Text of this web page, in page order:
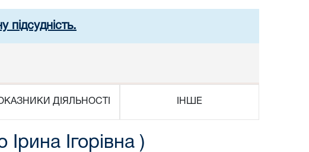
підсудність.
ДІЯЛЬНОСТІ ІНШЕ
Ігорівна )